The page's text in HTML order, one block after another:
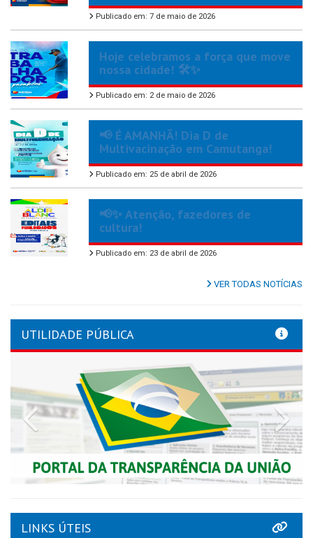
Publicado em: 7 de maio de 2026
Hoje celebramos a força que move
nossa cidade! 🛠️✨
Publicado em: 2 de maio de 2026
📢 É AMANHÃ! Dia D de
Multivacinação em Camutanga!
Publicado em: 25 de abril de 2026
📢✨ Atenção, fazedores de
cultura!
Publicado em: 23 de abril de 2026
VER TODAS NOTÍCIAS
UTILIDADE PÚBLICA
Previous
LINKS ÚTEIS